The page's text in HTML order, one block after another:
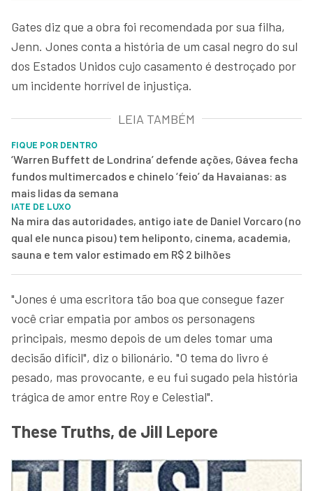
Gates diz que a obra foi recomendada por sua filha,
Jenn. Jones conta a história de um casal negro do sul
dos Estados Unidos cujo casamento é destroçado por
um incidente horrível de injustiça.
LEIA TAMBÉM
FIQUE POR DENTRO
‘Warren Buffett de Londrina’ defende ações, Gávea fecha
fundos multimercados e chinelo ‘feio’ da Havaianas: as
mais lidas da semana
IATE DE LUXO
Na mira das autoridades, antigo iate de Daniel Vorcaro (no
qual ele nunca pisou) tem heliponto, cinema, academia,
sauna e tem valor estimado em R$ 2 bilhões
"Jones é uma escritora tão boa que consegue fazer
você criar empatia por ambos os personagens
principais, mesmo depois de um deles tomar uma
decisão difícil", diz o bilionário. "O tema do livro é
pesado, mas provocante, e eu fui sugado pela história
trágica de amor entre Roy e Celestial".
These Truths, de Jill Lepore